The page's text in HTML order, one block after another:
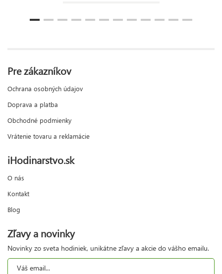
Pre zákazníkov
Ochrana osobných údajov
Doprava a platba
Obchodné podmienky
Vrátenie tovaru a reklamácie
iHodinarstvo.sk
O nás
Kontakt
Blog
Zľavy a novinky
Novinky zo sveta hodiniek, unikátne zľavy a akcie do vášho emailu.